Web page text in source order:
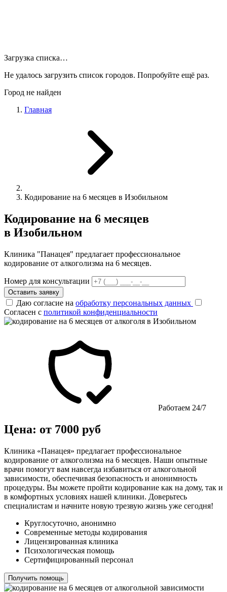
Загрузка списка…
Не удалось загрузить список городов. Попробуйте ещё раз.
Город не найден
Главная
Кодирование на 6 месяцев в Изобильном
Кодирование на 6 месяцев
в Изобильном
Клиника "Панацея" предлагает профессиональное
кодирование от алкоголизма на 6 месяцев.
Номер для консультации
Оставить заявку
Даю согласие на обработку персональных данных
Согласен с политикой конфиденциальности
Работаем 24/7
Цена: от 7000 руб
Клиника «Панацея» предлагает профессиональное
кодирование от алкоголизма на 6 месяцев. Наши опытные
врачи помогут вам навсегда избавиться от алкогольной
зависимости, обеспечивая безопасность и анонимность
процедуры. Вы можете пройти кодирование как на дому, так и
в комфортных условиях нашей клиники. Доверьтесь
специалистам и начните новую трезвую жизнь уже сегодня!
Круглосуточно, анонимно
Современные методы кодирования
Лицензированная клиника
Психологическая помощь
Сертифицированный персонал
Получить помощь